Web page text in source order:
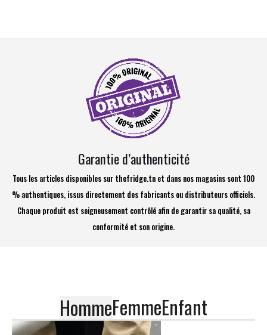
Garantie d’authenticité
Tous les articles disponibles sur thefridge.tn et dans nos magasins sont 100
% authentiques, issus directement des fabricants ou distributeurs officiels.
Chaque produit est soigneusement contrôlé afin de garantir sa qualité, sa
conformité et son origine.
HommeFemmeEnfant